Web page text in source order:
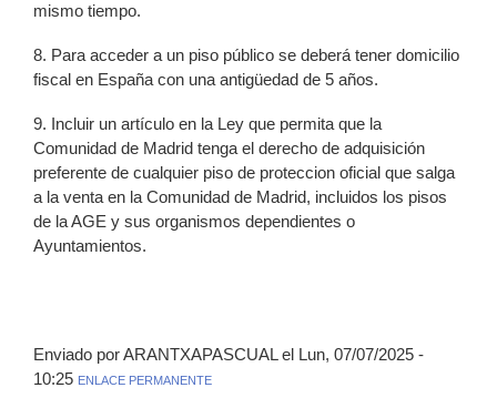
mismo tiempo.
8. Para acceder a un piso público se deberá tener domicilio
fiscal en España con una antigüedad de 5 años.
9. Incluir un artículo en la Ley que permita que la
Comunidad de Madrid tenga el derecho de adquisición
preferente de cualquier piso de proteccion oficial que salga
a la venta en la Comunidad de Madrid, incluidos los pisos
de la AGE y sus organismos dependientes o
Ayuntamientos.
Enviado por ARANTXAPASCUAL el Lun, 07/07/2025 -
10:25 ENLACE PERMANENTE